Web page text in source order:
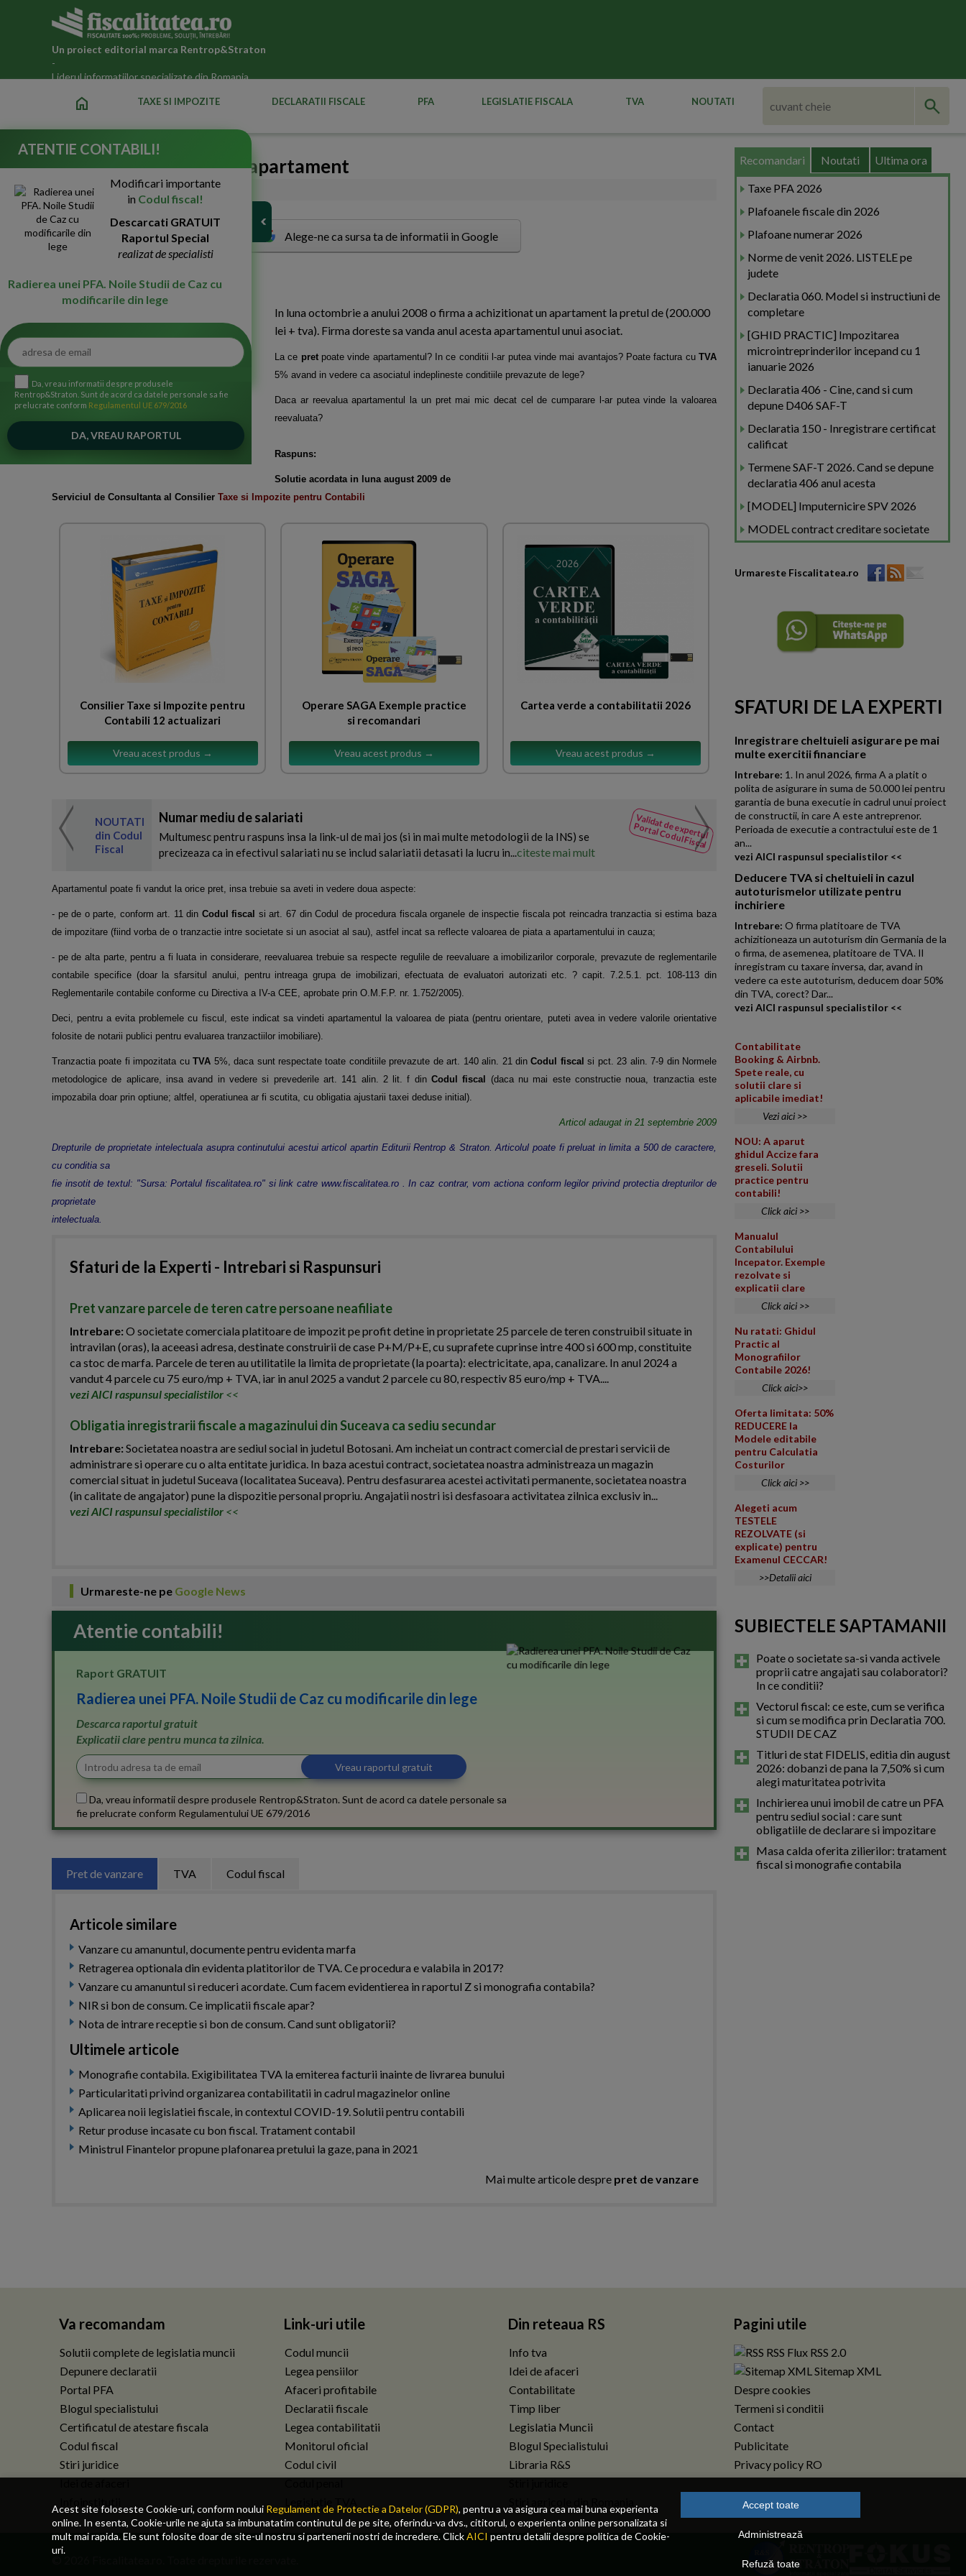
Acest site foloseste Cookie-uri, conform noului Regulament de Protectie a Datelor (GDPR), pentru a va asigura cea mai buna experienta
online. In esenta, Cookie-urile ne ajuta sa imbunatatim continutul de pe site, oferindu-va dvs., cititorul, o experienta online personalizata si
mult mai rapida. Ele sunt folosite doar de site-ul nostru si partenerii nostri de incredere. ClickAICI pentru detalii despre politica de Cookie-
uri.
Accept toate
Administrează
Refuză toate
Un proiect editorial marca Rentrop&Straton
-
Liderul informatiilor specializate din Romania
home TAXE SI IMPOZITE DECLARATII FISCALE PFA LEGISLATIE FISCALA TVA NOUTATI
Pret de vanzare al unui apartament
21-Sep-2009 6243
Alege-ne ca sursa ta de informatii in Google
In luna octombrie a anului 2008 o firma a achizitionat un apartament la pretul de (200.000
lei + tva). Firma doreste sa vanda anul acesta apartamentul unui asociat.
La ce pret poate vinde apartamentul? In ce conditii l-ar putea vinde mai avantajos? Poate factura cuTVA
5% avand in vedere ca asociatul indeplineste conditiile prevazute de lege?
Daca ar reevalua apartamentul la un pret mai mic decat cel de cumparare l-ar putea vinde la valoarea
reevaluata?
Raspuns:
Solutie acordata in luna august 2009 de
Serviciul de Consultanta al Consilier Taxe si Impozite pentru Contabili
Consilier Taxe si Impozite pentru
Contabili 12 actualizari
Vreau acest produs →
Operare SAGA Exemple practice
si recomandari
Vreau acest produs →
Cartea verde a contabilitatii 2026
Vreau acest produs →
NOUTATI
din Codul
Fiscal
Validat de expertul
Portal Codul Fiscal
Numar mediu de salariati
Multumesc pentru raspuns insa la link-ul de mai jos (si in mai multe metodologii de la INS) se
precizeaza ca in efectivul salariati nu se includ salariatii detasati la lucru in...citeste mai mult
NOUTATI
din Codul
Achizitie bunuri pentru
Societatea ALFA
litoral in vederea revanzarii
Apartamentul poate fi vandut la orice pret, insa trebuie sa aveti in vedere doua aspecte:
- pe de o parte, conform art. 11 din Codul fiscal si art. 67 din Codul de procedura fiscala organele de inspectie fiscala pot reincadra tranzactia si estima baza
de impozitare (fiind vorba de o tranzactie intre societate si un asociat al sau), astfel incat sa reflecte valoarea de piata a apartamentului in cauza;
- pe de alta parte, pentru a fi luata in considerare, reevaluarea trebuie sa respecte regulile de reevaluare a imobilizarilor corporale, prevazute de reglementarile
contabile specifice (doar la sfarsitul anului, pentru intreaga grupa de imobilizari, efectuata de evaluatori autorizati etc. ? capit. 7.2.5.1. pct. 108-113 din
Reglementarile contabile conforme cu Directiva a IV-a CEE, aprobate prin O.M.F.P. nr. 1.752/2005).
Deci, pentru a evita problemele cu fiscul, este indicat sa vindeti apartamentul la valoarea de piata (pentru orientare, puteti avea in vedere valorile orientative
folosite de notarii publici pentru evaluarea tranzactiilor imobiliare).
Tranzactia poate fi impozitata cuTVA 5%, daca sunt respectate toate conditiile prevazute de art. 140 alin. 21 dinCodul fiscal si pct. 23 alin. 7-9 din Normele
metodologice de aplicare, insa avand in vedere si prevederile art. 141 alin. 2 lit. f dinCodul fiscal
(daca nu mai este constructie noua, tranzactia este
impozabila doar prin optiune; altfel, operatiunea ar fi scutita, cu obligatia ajustarii taxei deduse initial).
Articol adaugat in 21 septembrie 2009
Drepturile de proprietate intelectuala asupra continutului acestui articol apartin Editurii Rentrop & Straton. Articolul poate fi preluat in limita a 500 de caractere,
cu conditia sa
fie insotit de textul: "Sursa: Portalul fiscalitatea.ro" si link catre www.fiscalitatea.ro . In caz contrar, vom actiona conform legilor privind protectia drepturilor de
proprietate
intelectuala.
Sfaturi de la Experti - Intrebari si Raspunsuri
Pret vanzare parcele de teren catre persoane neafiliate
Intrebare:O societate comerciala platitoare de impozit pe profit detine in proprietate 25 parcele de teren construibil situate in
intravilan (oras), la aceeasi adresa, destinate construirii de case P+M/P+E, cu suprafete cuprinse intre 400 si 600 mp, constituite
ca stoc de marfa. Parcele de teren au utilitatile la limita de proprietate (la poarta): electricitate, apa, canalizare. In anul 2024 a
vandut 4 parcele cu 75 euro/mp + TVA, iar in anul 2025 a vandut 2 parcele cu 80, respectiv 85 euro/mp + TVA....
vezi AICI raspunsul specialistilor <<
Obligatia inregistrarii fiscale a magazinului din Suceava ca sediu secundar
Intrebare:Societatea noastra are sediul social in judetul Botosani. Am incheiat un contract comercial de prestari servicii de
administrare si operare cu o alta entitate juridica. In baza acestui contract, societatea noastra administreaza un magazin
comercial situat in judetul Suceava (localitatea Suceava). Pentru desfasurarea acestei activitati permanente, societatea noastra
(in calitate de angajator) pune la dispozitie personal propriu. Angajatii nostri isi desfasoara activitatea zilnica exclusiv in...
vezi AICI raspunsul specialistilor <<
Urmareste-ne pe Google News
Atentie contabili!
Raport GRATUIT
Radierea unei PFA. Noile Studii de Caz cu modificarile din lege
Descarca raportul gratuit
Explicatii clare pentru munca ta zilnica.
Da, vreau informatii despre produsele Rentrop&Straton. Sunt de acord ca datele personale sa
fie prelucrate conform Regulamentului UE 679/2016
Pret de vanzare TVA Codul fiscal
Articole similare
Vanzare cu amanuntul, documente pentru evidenta marfa
Retragerea optionala din evidenta platitorilor de TVA. Ce procedura e valabila in 2017?
Vanzare cu amanuntul si reduceri acordate. Cum facem evidentierea in raportul Z si monografia contabila?
NIR si bon de consum. Ce implicatii fiscale apar?
Nota de intrare receptie si bon de consum. Cand sunt obligatorii?
Ultimele articole
Monografie contabila. Exigibilitatea TVA la emiterea facturii inainte de livrarea bunului
Particularitati privind organizarea contabilitatii in cadrul magazinelor online
Aplicarea noii legislatiei fiscale, in contextul COVID-19. Solutii pentru contabili
Retur produse incasate cu bon fiscal. Tratament contabil
Ministrul Finantelor propune plafonarea pretului la gaze, pana in 2021
Mai multe articole despre pret de vanzare
Recomandari Noutati Ultima ora
Taxe PFA 2026
Plafoanele fiscale din 2026
Plafoane numerar 2026
Norme de venit 2026. LISTELE pe
judete
Declaratia 060. Model si instructiuni de
completare
[GHID PRACTIC] Impozitarea
microintreprinderilor incepand cu 1
ianuarie 2026
Declaratia 406 - Cine, cand si cum
depune D406 SAF-T
Declaratia 150 - Inregistrare certificat
calificat
Termene SAF-T 2026. Cand se depune
declaratia 406 anul acesta
[MODEL] Imputernicire SPV 2026
MODEL contract creditare societate
Urmareste Fiscalitatea.ro
SFATURI DE LA EXPERTI
Inregistrare cheltuieli asigurare pe mai
multe exercitii financiare
Intrebare: 1. In anul 2026, firma A a platit o
polita de asigurare in suma de 50.000 lei pentru
garantia de buna executie in cadrul unui proiect
de constructii, in care A este antreprenor.
Perioada de executie a contractului este de 1
an...
vezi AICI raspunsul specialistilor <<
Deducere TVA si cheltuieli in cazul
autoturismelor utilizate pentru
inchiriere
Intrebare: O firma platitoare de TVA
achizitioneaza un autoturism din Germania de la
o firma, de asemenea, platitoare de TVA. Il
inregistram cu taxare inversa, dar, avand in
vedere ca este autoturism, deducem doar 50%
din TVA, corect? Dar...
vezi AICI raspunsul specialistilor <<
Contabilitate
Booking & Airbnb.
Spete reale, cu
solutii clare si
aplicabile imediat!
Vezi aici >>
NOU: A aparut
ghidul Accize fara
greseli. Solutii
practice pentru
contabili!
Click aici >>
Manualul
Contabilului
Incepator. Exemple
rezolvate si
explicatii clare
Click aici >>
Nu ratati: Ghidul
Practic al
Monografiilor
Contabile 2026!
Click aici>>
Oferta limitata: 50%
REDUCERE la
Modele editabile
pentru Calculatia
Costurilor
Click aici >>
Alegeti acum
TESTELE
REZOLVATE (si
explicate) pentru
Examenul CECCAR!
>>Detalii aici
SUBIECTELE SAPTAMANII
Poate o societate sa-si vanda activele
proprii catre angajati sau colaboratori?
In ce conditii?
Vectorul fiscal: ce este, cum se verifica
si cum se modifica prin Declaratia 700.
STUDII DE CAZ
Titluri de stat FIDELIS, editia din august
2026: dobanzi de pana la 7,50% si cum
alegi maturitatea potrivita
Inchirierea unui imobil de catre un PFA
pentru sediul social : care sunt
obligatiile de declarare si impozitare
Masa calda oferita zilierilor: tratament
fiscal si monografie contabila
ATENTIE CONTABILI!
Modificari importante
in Codul fiscal!
Descarcati GRATUIT
Raportul Special
realizat de specialisti
Radierea unei PFA. Noile Studii de Caz cu
modificarile din lege
Da, vreau informatii despre produsele
Rentrop&Straton. Sunt de acord ca datele personale sa fie
prelucrate conform Regulamentul UE 679/2016
Va recomandam
Solutii complete de legislatia muncii
Depunere declaratii
Portal PFA
Blogul specialistului
Certificatul de atestare fiscala
Codul fiscal
Stiri juridice
Link-uri utile
Codul muncii
Legea pensiilor
Afaceri profitabile
Declaratii fiscale
Legea contabilitatii
Monitorul oficial
Codul civil
Din reteaua RS
Info tva
Idei de afaceri
Contabilitate
Timp liber
Legislatia Muncii
Blogul Specialistului
Libraria R&S
Pagini utile
RSS Flux RSS 2.0
Sitemap XML
Despre cookies
Termeni si conditii
Contact
Publicitate
Privacy policy RO